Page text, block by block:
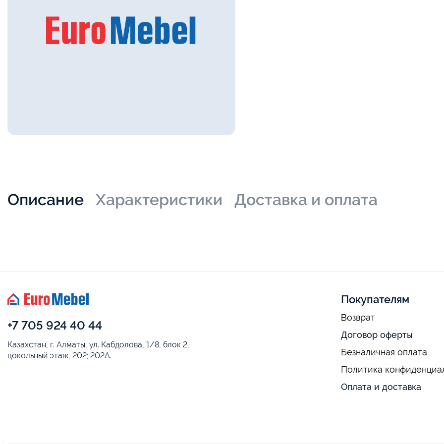
Описание Характеристики Доставка и оплата
+7 705 924 40 44
Казахстан, г. Алматы, ул. Кабдолова, 1/8, блок 2,
цокольный этаж, 202; 202А.
Покупателям
Возврат
Договор оферты
Безналичная оплата
Политика
Оплата и доставка